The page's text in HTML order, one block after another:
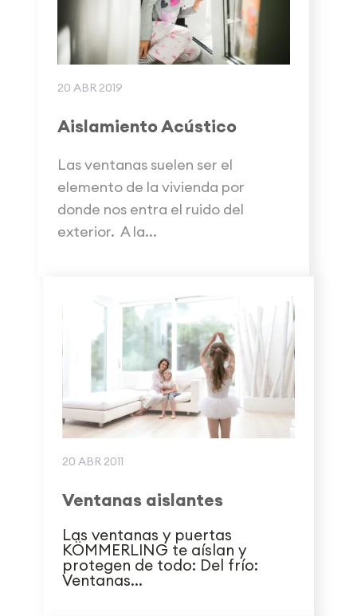
20 ABR 2019
Aislamiento Acústico
Las ventanas suelen ser el
elemento de la vivienda por
donde nos entra el ruido del
exterior. A la...
20 ABR 2011
Ventanas aislantes
Las ventanas y puertas
KÖMMERLING te aíslan y
protegen de todo: Del frío:
Ventanas...